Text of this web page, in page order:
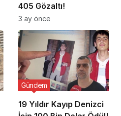
405 Gözaltı!
3 ay önce
19 Yıldır Kayıp Denizci
Gündem